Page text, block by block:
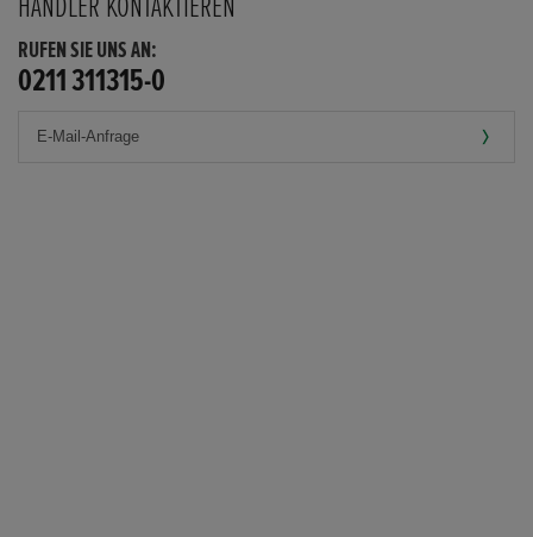
HÄNDLER KONTAKTIEREN
RUFEN SIE UNS AN:
0211 311315-0